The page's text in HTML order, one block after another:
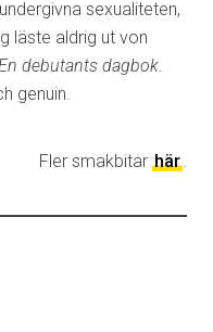
sexualiteten,
läste aldrig ut von
debutants dagbok.
genuin.
Fler smakbitar här.